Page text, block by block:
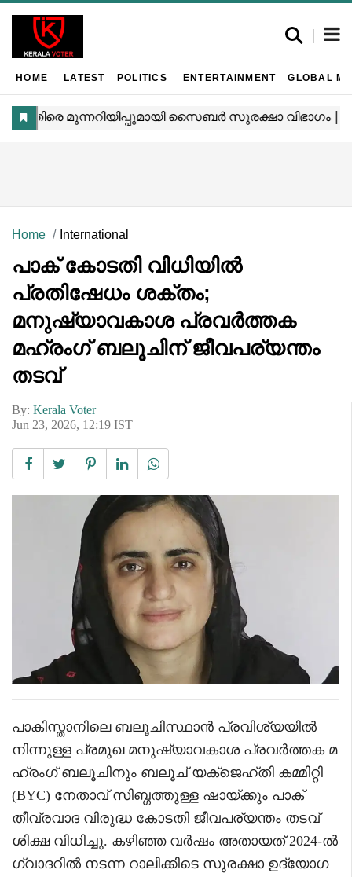
HOME LATEST POLITICS ENTERTAINMENT GLOBAL
Home International
പാക് കോടതി വിധിയിൽ
പ്രതിഷേധം ശക്തം;
മനുഷ്യാവകാശ പ്രവർത്തക
മഹ്‌രംഗ് ബലൂചിന് ജീവപര്യന്തം
തടവ്
By: Kerala Voter
Jun 23, 2026, 12:19 IST
പാകിസ്താനിലെ ബലൂചിസ്ഥാൻ പ്രവിശ്യയിൽ
നിന്നുള്ള പ്രമുഖ മനുഷ്യാവകാശ പ്രവർത്തക മ
ഹ്‌രംഗ് ബലൂചിനും ബലൂച് യക്‌ജെഹ്തി കമ്മിറ്റി
(BYC) നേതാവ് സിബ്ഗത്തുള്ള ഷായ്ക്കും പാക്
തീവ്രവാദ വിരുദ്ധ കോടതി ജീവപര്യന്തം തടവ്
ശിക്ഷ വിധിച്ചു. കഴിഞ്ഞ വർഷം അതായത് 2024-ൽ
ഗ്വാദറിൽ നടന്ന റാലിക്കിടെ സുരക്ഷാ ഉദ്യോഗ